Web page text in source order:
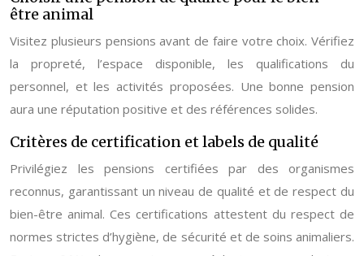
être animal
Visitez plusieurs pensions avant de faire votre choix. Vérifiez
la propreté, l’espace disponible, les qualifications du
personnel, et les activités proposées. Une bonne pension
aura une réputation positive et des références solides.
Critères de certification et labels de qualité
Privilégiez les pensions certifiées par des organismes
reconnus, garantissant un niveau de qualité et de respect du
bien-être animal. Ces certifications attestent du respect de
normes strictes d’hygiène, de sécurité et de soins animaliers.